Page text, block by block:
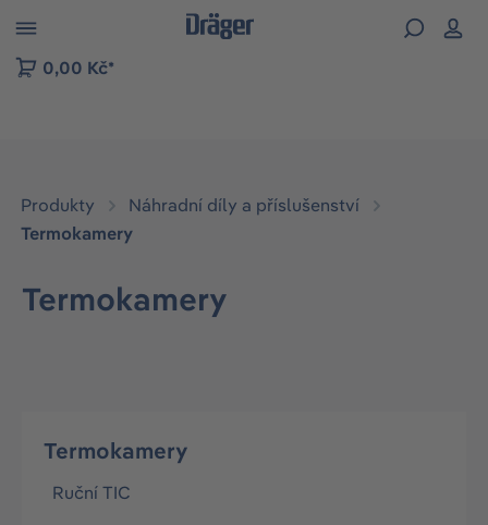
to B2B platform navigation
0,00 Kč*
Produkty
Náhradní díly a příslušenství
Termokamery
Termokamery
Termokamery
Ruční TIC